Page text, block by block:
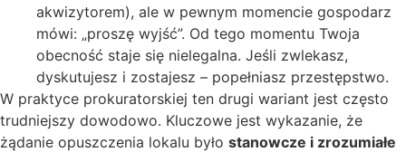
akwizytorem), ale w pewnym momencie gospodarz
mówi: „proszę wyjść”. Od tego momentu Twoja
obecność staje się nielegalna. Jeśli zwlekasz,
dyskutujesz i zostajesz – popełniasz przestępstwo.
W praktyce prokuratorskiej ten drugi wariant jest często
trudniejszy dowodowo. Kluczowe jest wykazanie, że
żądanie opuszczenia lokalu było stanowcze i zrozumiałe